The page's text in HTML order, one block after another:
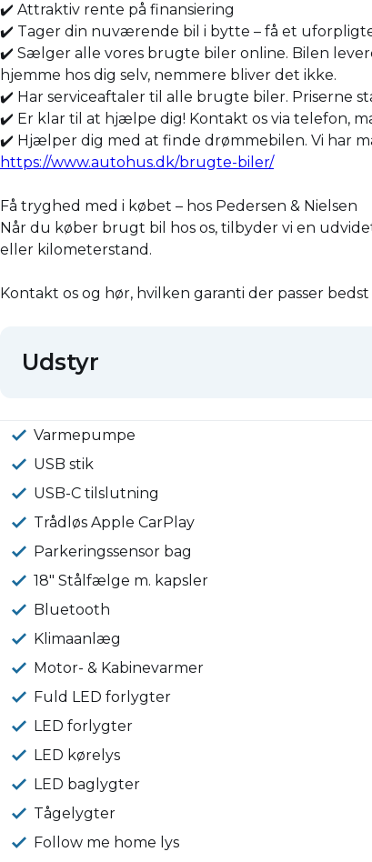
✔️ Attraktiv rente på finansiering
✔️ Tager din nuværende bil i bytte – få et
✔️ Sælger alle vores brugte biler online. Bilen
hjemme hos dig selv, nemmere bliver det ikke.
✔️ Har serviceaftaler til alle brugte biler. Priserne
✔️ Er klar til at hjælpe dig! Kontakt os via telefon,
✔️ Hjælper dig med at finde drømmebilen. Vi har
https://www.autohus.dk/brugte-biler/
Få tryghed med i købet – hos Pedersen & Nielsen
Når du køber brugt bil hos os, tilbyder vi en
eller kilometerstand.
Kontakt os og hør, hvilken garanti der passer
Udstyr
Varmepumpe
USB stik
USB-C tilslutning
Trådløs Apple CarPlay
Parkeringssensor bag
18" Stålfælge m. kapsler
Bluetooth
Klimaanlæg
Motor- & Kabinevarmer
Fuld LED forlygter
LED forlygter
LED kørelys
LED baglygter
Tågelygter
Follow me home lys